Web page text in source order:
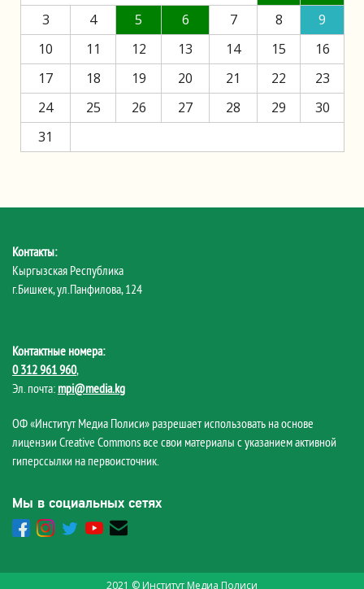
3
4 5 6 7 8
9
10
11 12 13 14 15
16
17
18 19 20 21 22
23
24
25 26 27 28 29
30
31
Контакты:
Кыргызская Республика
г.Бишкек, ул.Панфилова, 124
Контактные номера:
0 312 961 960,
Эл. почта: mpi@media.kg
ОФ «Институт Медиа Полиси» разрешает использовать на основе
лицензии Creative Commons все свои материалы с указанием активной
гиперссылки на первоисточник.
Мы в социальных сетях
2021 © Институт Медиа Полиси